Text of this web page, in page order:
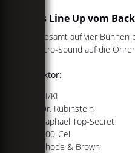
Das Line Up vom
Insgesamt auf vier
Elektro-Sound auf die
Reaktor:
KI/KI
Dr. Rubinstein
Raphael Top-Secret
600-Cell
Rhode & Brown